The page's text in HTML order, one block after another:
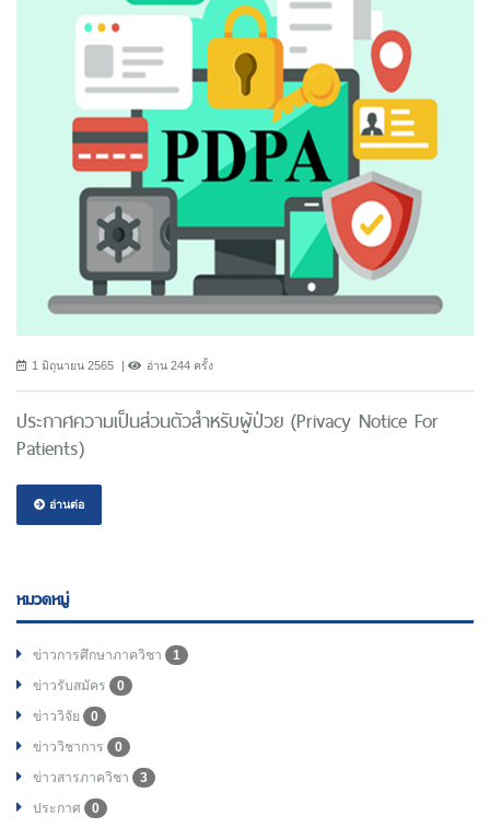
1 มิถุนายน 2565 อ่าน 244 ครั้ง
ประกาศความเป็นส่วนตัวสำหรับผู้ป่วย (Privacy Notice For
Patients)
อ่านต่อ
หมวดหมู่
ข่าวการศึกษาภาควิชา
1
ข่าวรับสมัคร
0
ข่าววิจัย
0
ข่าววิชาการ
0
ข่าวสารภาควิชา
3
ประกาศ
0